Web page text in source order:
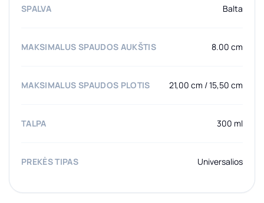
SPALVA Balta
MAKSIMALUS SPAUDOS AUKŠTIS 8.00 cm
MAKSIMALUS SPAUDOS PLOTIS 21,00 cm / 15,50 cm
TALPA 300 ml
PREKĖS TIPAS Universalios